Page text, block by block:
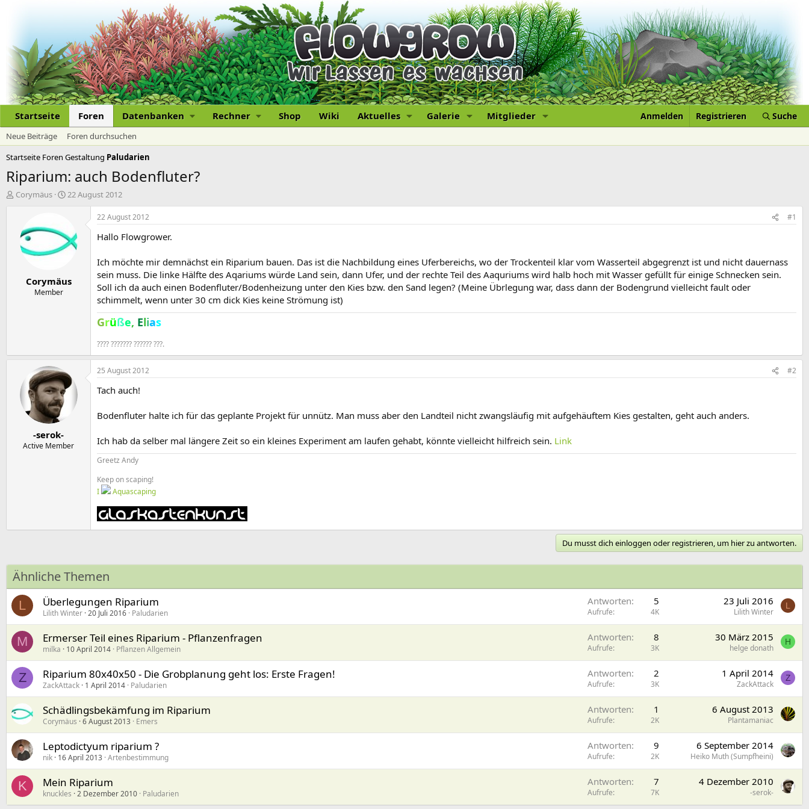
Startseite Foren Datenbanken Rechner Shop Wiki Aktuelles Galerie Mitglieder Anmelden Registrieren Suche
Neue Beiträge
Foren durchsuchen
Startseite Foren Gestaltung Paludarien
Riparium: auch Bodenfluter?
E
Corymäus
E
e
l
a
22 August 2012
Corymäus
Member
22 August 2012 #1
Hallo Flowgrower.
Ich möchte mir demnächst ein Riparium bauen. Das ist die Nachbildung eines Uferbereichs, wo der Trockenteil klar vom Wasserteil abgegrenzt ist und nicht dauernass
sein muss. Die linke Hälfte des Aqariums würde Land sein, dann Ufer, und der rechte Teil des Aaquriums wird halb hoch mit Wasser gefüllt für einige Schnecken sein.
Soll ich da auch einen Bodenfluter/Bodenheizung unter den Kies bzw. den Sand legen? (Meine Übrlegung war, dass dann der Bodengrund vielleicht fault oder
schimmelt, wenn unter 30 cm dick Kies keine Strömung ist)
Grüße, Elias
???? ??????? ?????? ???.
-serok-
Active Member
25 August 2012 #2
Tach auch!
Bodenfluter halte ich für das geplante Projekt für unnütz. Man muss aber den Landteil nicht zwangsläufig mit aufgehäuftem Kies gestalten, geht auch anders.
Ich hab da selber mal längere Zeit so ein kleines Experiment am laufen gehabt, könnte vielleicht hilfreich sein. Link
Greetz Andy
Keep on scaping!
I
Aquascaping
Du musst dich einloggen oder registrieren, um hier zu antworten.
Ähnliche Themen
L Überlegungen Riparium
Lilith Winter 20 Juli 2016 Paludarien
Antworten 5
Aufrufe 4K
23 Juli 2016
Lilith Winter
L
M Ermerser Teil eines Riparium - Pflanzenfragen
milka 10 April 2014 Pflanzen Allgemein
Antworten 8
Aufrufe 3K
30 März 2015
helge donath
H
Z Riparium 80x40x50 - Die Grobplanung geht los: Erste Fragen!
ZackAttack 1 April 2014 Paludarien
Antworten 2
Aufrufe 3K
1 April 2014
ZackAttack
Z
Schädlingsbekämfung im Riparium
Corymäus 6 August 2013 Emers
Antworten 1
Aufrufe 2K
6 August 2013
Plantamaniac
Leptodictyum riparium ?
nik 16 April 2013 Artenbestimmung
Antworten 9
Aufrufe 2K
6 September 2014
Heiko Muth (Sumpfheini)
K Mein Riparium
knuckles 2 Dezember 2010 Paludarien
Antworten 7
Aufrufe 7K
4 Dezember 2010
-serok-